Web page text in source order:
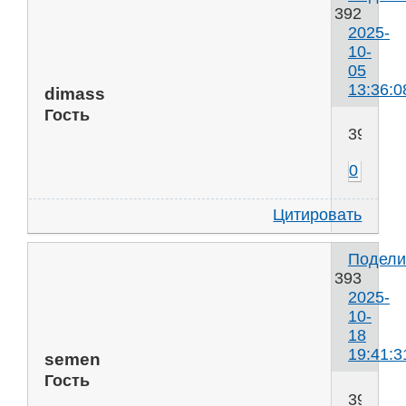
392
2025-
10-
05
dimass
Гость
391
0
Цитировать
393
2025-
10-
18
semen
Гость
392